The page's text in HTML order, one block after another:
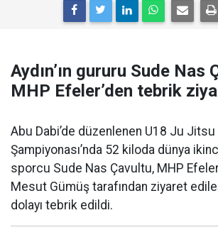
Aydın’ın gururu Sude Nas
MHP Efeler’den tebrik
Abu Dabi’de düzenlenen U18 Ju Jitsu
Şampiyonası’nda 52 kiloda dünya
sporcu Sude Nas Çavultu, MHP
Mesut Gümüş tarafından ziyaret
dolayı tebrik edildi.